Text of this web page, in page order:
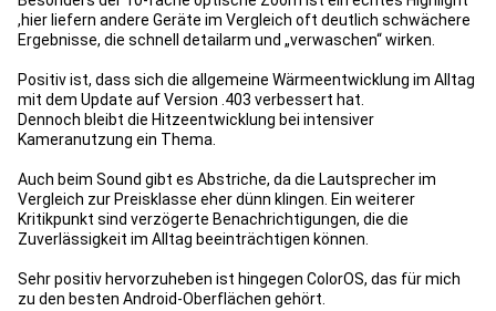
,hier liefern andere Geräte im Vergleich oft deutlich schwächere
Ergebnisse, die schnell detailarm und „verwaschen“ wirken.
Positiv ist, dass sich die allgemeine Wärmeentwicklung im Alltag
mit dem Update auf Version .403 verbessert hat.
Dennoch bleibt die Hitzeentwicklung bei intensiver
Kameranutzung ein Thema.
Auch beim Sound gibt es Abstriche, da die Lautsprecher im
Vergleich zur Preisklasse eher dünn klingen. Ein weiterer
Kritikpunkt sind verzögerte Benachrichtigungen, die die
Zuverlässigkeit im Alltag beeinträchtigen können.
Sehr positiv hervorzuheben ist hingegen ColorOS, das für mich
zu den besten Android-Oberflächen gehört.